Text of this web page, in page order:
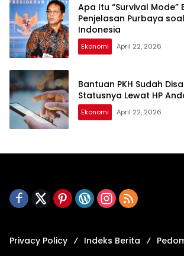
Apa Itu “Survival Mode”
Penjelasan Purbaya
Indonesia
Ekonomi April 22, 2026
Bantuan PKH Sudah
Statusnya Lewat HP
Ekonomi April 22, 2026
Privacy Policy Indeks Berita